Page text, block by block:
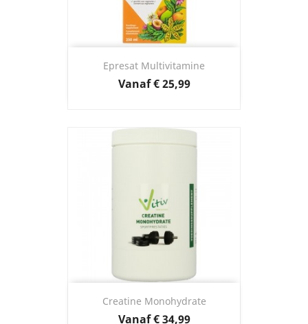
Epresat Multivitamine
VanafPrijs
€ 25,99
Creatine Monohydrate
VanafPrijs
€ 34,99